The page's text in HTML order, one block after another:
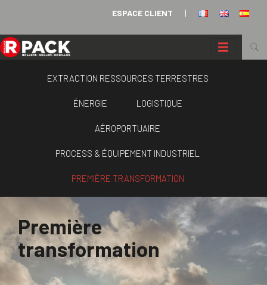
ESPACE CLIENT |
EXTRACTION RESSOURCES TERRESTRES
ÉNERGIE LOGISTIQUE
AÉROPORTUAIRE
PROCESS & ÉQUIPEMENT INDUSTRIEL
PREMIÈRE TRANSFORMATION
Première
transformation